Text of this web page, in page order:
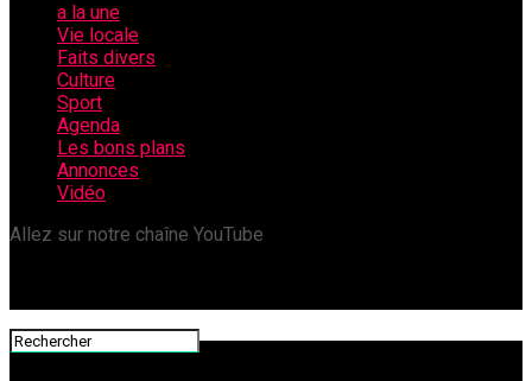
a la une
Vie locale
Faits divers
Culture
Sport
Agenda
Les bons plans
Annonces
Vidéo
Allez sur notre chaîne YouTube